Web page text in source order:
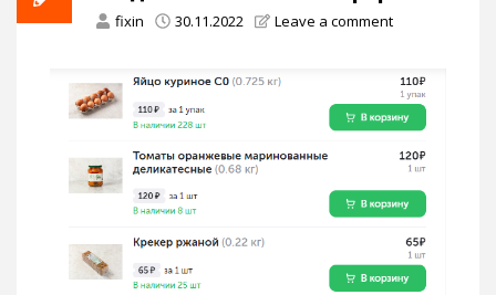
fixin 30.11.2022 Leave a comment